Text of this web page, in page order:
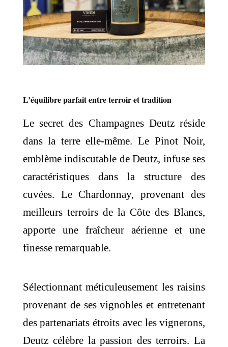
L’équilibre parfait entre terroir et tradition
Le secret des Champagnes Deutz réside
dans la terre elle-même. Le Pinot Noir,
emblème indiscutable de Deutz, infuse ses
caractéristiques dans la structure des
cuvées. Le Chardonnay, provenant des
meilleurs terroirs de la Côte des Blancs,
apporte une fraîcheur aérienne et une
finesse remarquable.
Sélectionnant méticuleusement les raisins
provenant de ses vignobles et entretenant
des partenariats étroits avec les vignerons,
Deutz célèbre la passion des terroirs. La